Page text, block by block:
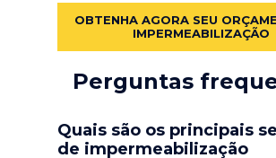
OBTENHA AGORA SEU
IMPERMEABILIZAÇÃO
Perguntas
Quais são os principais
de impermeabilização